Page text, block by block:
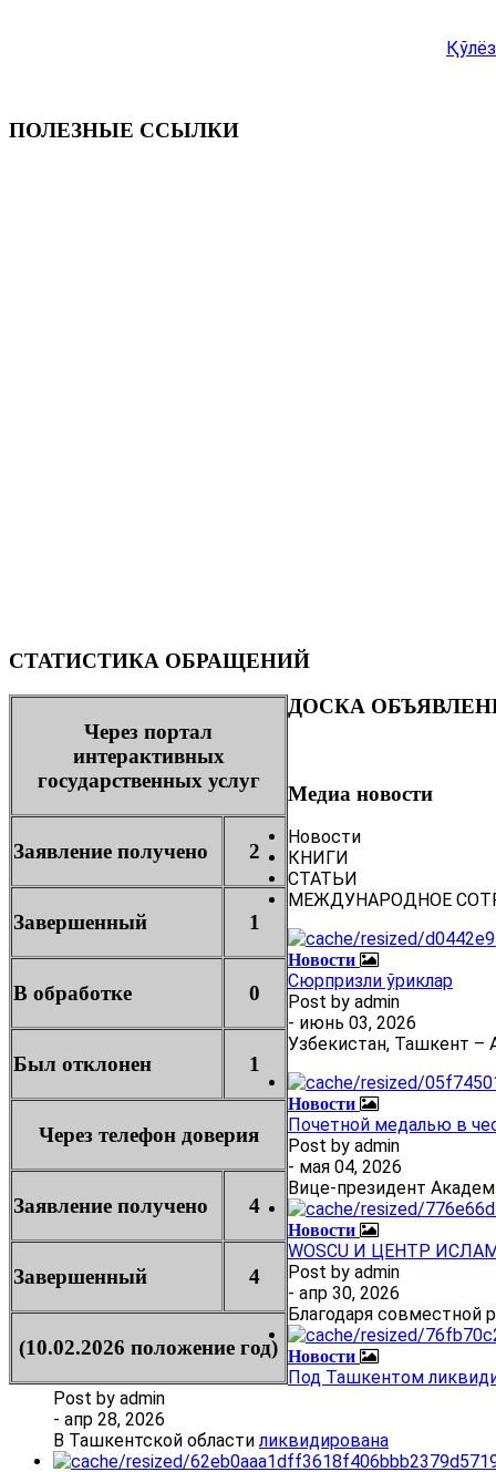
ПОЛЕЗНЫЕ ССЫЛКИ
СТАТИСТИКА ОБРАЩЕНИЙ
Через портал
интерактивных
государственных услуг
Заявление получено 2
Завершенный 1
В обработке 0
Был отклонен 1
Через телефон доверия
Заявление получено 4
Завершенный 4
(10.02.2026 положение год)
ДОСКА
Медиа новости
Новости
КНИГИ
СТАТЬИ
МЕЖДУНАРОДНОЕ
Новости
Сюрпризли ўриклар
Post by admin
- июнь 03, 2026
Узбекистан, Ташкент –
Новости
Почетной медалью в
Post by admin
- мая 04, 2026
Вице-президент
Новости
WOSCU И ЦЕНТР
Post by admin
- апр 30, 2026
Благодаря совместной
Новости
Под Ташкентом
Post by admin
- апр 28, 2026
В Ташкентской областиликвидирована